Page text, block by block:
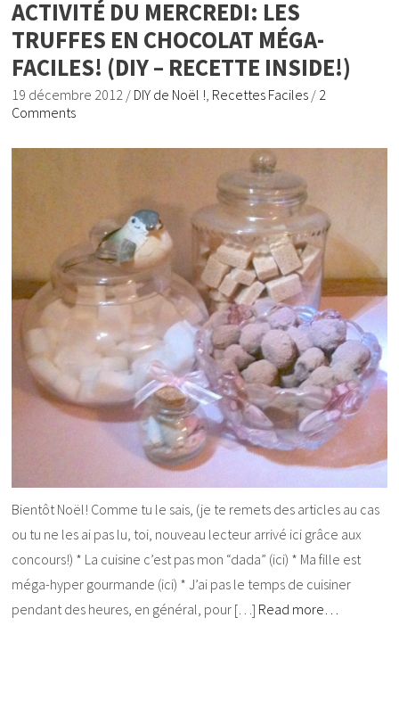
ACTIVITÉ DU MERCREDI: LES
TRUFFES EN CHOCOLAT MÉGA-
FACILES! (DIY – RECETTE INSIDE!)
19 décembre 2012 / DIY de Noël ! Recettes Faciles / 2
Comments
Bientôt Noël! Comme tu le sais, (je te remets des articles au cas
ou tu ne les ai pas lu, toi, nouveau lecteur arrivé ici grâce aux
concours!) * La cuisine c’est pas mon “dada” (ici) * Ma fille est
méga-hyper gourmande (ici) * J’ai pas le temps de cuisiner
pendant des heures, en général, pour […] Read more…